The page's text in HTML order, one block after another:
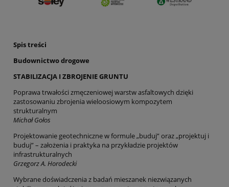
Spis treści
Budownictwo drogowe
STABILIZACJA I ZBROJENIE GRUNTU
Poprawa trwałości zmęczeniowej warstw asfaltowych dzięki
zastosowaniu zbrojenia wieloosiowym kompozytem
strukturalnym
Michał Gołos
Projektowanie geotechniczne w formule „buduj” oraz „projektuj i
buduj” – założenia i praktyka na przykładzie projektów
infrastrukturalnych
Grzegorz A. Horodecki
Wybrane doświadczenia z badań mieszanek niezwiązanych